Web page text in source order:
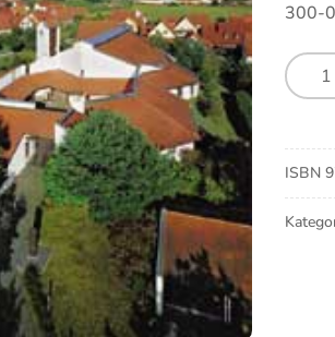
300-0
Kath.
St.
Menge
ISBN